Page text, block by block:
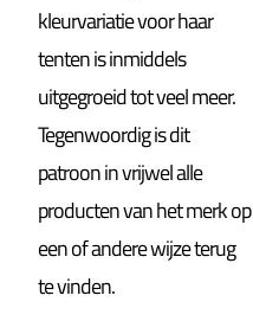
kleurvariatie voor haar
tenten is inmiddels
uitgegroeid tot veel meer.
Tegenwoordig is dit
patroon in vrijwel alle
producten van het merk op
een of andere wijze terug
te vinden.